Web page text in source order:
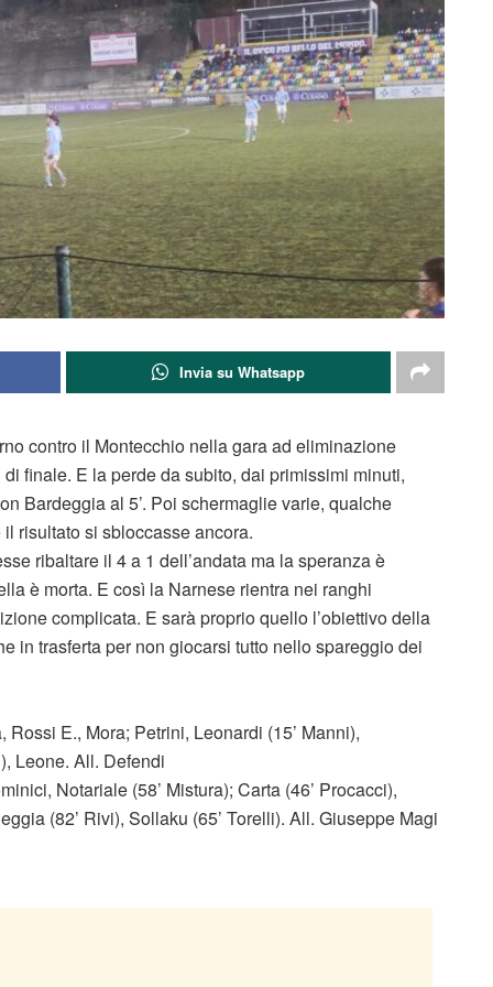
Invia su Whatsapp
contro il Montecchio nella gara ad eliminazione
finale. E la perde da subito, dai primissimi minuti,
Bardeggia al 5’. Poi schermaglie varie, qualche
risultato si sbloccasse ancora.
ribaltare il 4 a 1 dell’andata ma la speranza è
è morta. E così la Narnese rientra nei ranghi
complicata. E sarà proprio quello l’obiettivo della
in trasferta per non giocarsi tutto nello spareggio dei
E., Mora; Petrini, Leonardi (15’ Manni),
Leone. All. Defendi
Notariale (58’ Mistura); Carta (46’ Procacci),
(82’ Rivi), Sollaku (65’ Torelli). All. Giuseppe Magi